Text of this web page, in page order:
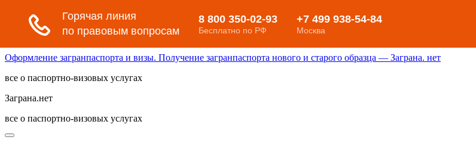
Оформление загранпаспорта и визы. Получение загранпаспорта нового и старого образца — Заграна. нет
все о паспортно-визовых услугах
Заграна.нет
все о паспортно-визовых услугах